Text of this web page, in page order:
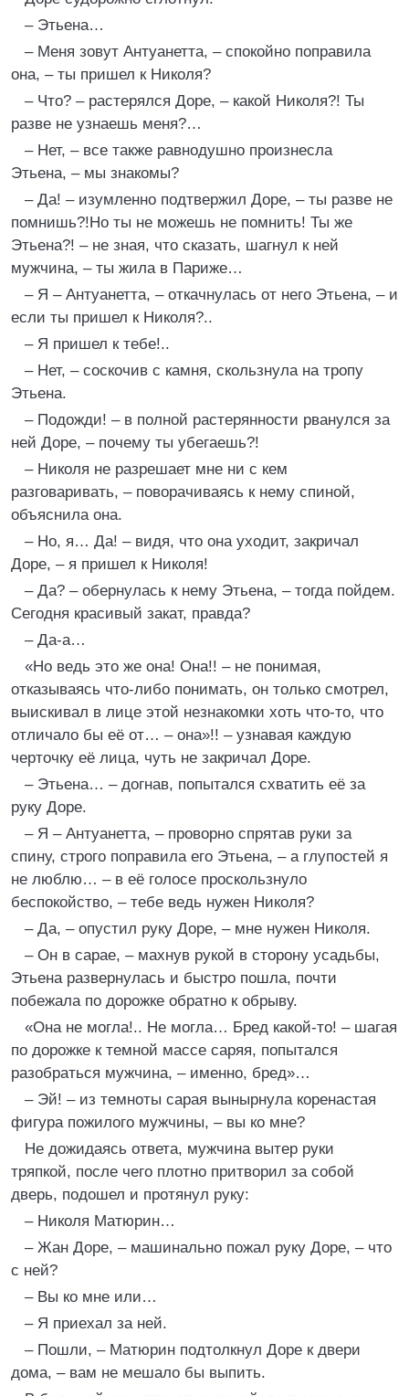
– Этьена…
– Меня зовут Антуанетта, – спокойно поправила
она, – ты пришел к Николя?
– Что? – растерялся Доре, – какой Николя?! Ты
разве не узнаешь меня?…
– Нет, – все также равнодушно произнесла
Этьена, – мы знакомы?
– Да! – изумленно подтвержил Доре, – ты разве не
помнишь?!Но ты не можешь не помнить! Ты же
Этьена?! – не зная, что сказать, шагнул к ней
мужчина, – ты жила в Париже…
– Я – Антуанетта, – откачнулась от него Этьена, – и
если ты пришел к Николя?..
– Я пришел к тебе!..
– Нет, – соскочив с камня, скользнула на тропу
Этьена.
– Подожди! – в полной растерянности рванулся за
ней Доре, – почему ты убегаешь?!
– Николя не разрешает мне ни с кем
разговаривать, – поворачиваясь к нему спиной,
объяснила она.
– Но, я… Да! – видя, что она уходит, закричал
Доре, – я пришел к Николя!
– Да? – обернулась к нему Этьена, – тогда пойдем.
Сегодня красивый закат, правда?
– Да-а…
«Но ведь это же она! Она!! – не понимая,
отказываясь что-либо понимать, он только смотрел,
выискивал в лице этой незнакомки хоть что-то, что
отличало бы её от… – она»!! – узнавая каждую
черточку её лица, чуть не закричал Доре.
– Этьена… – догнав, попытался схватить её за
руку Доре.
– Я – Антуанетта, – проворно спрятав руки за
спину, строго поправила его Этьена, – а глупостей я
не люблю… – в её голосе проскользнуло
беспокойство, – тебе ведь нужен Николя?
– Да, – опустил руку Доре, – мне нужен Николя.
– Он в сарае, – махнув рукой в сторону усадьбы,
Этьена развернулась и быстро пошла, почти
побежала по дорожке обратно к обрыву.
«Она не могла!.. Не могла… Бред какой-то! – шагая
по дорожке к темной массе саряя, попытался
разобраться мужчина, – именно, бред»…
– Эй! – из темноты сарая вынырнула коренастая
фигура пожилого мужчины, – вы ко мне?
Не дожидаясь ответа, мужчина вытер руки
тряпкой, после чего плотно притворил за собой
дверь, подошел и протянул руку:
– Николя Матюрин…
– Жан Доре, – машинально пожал руку Доре, – что
с ней?
– Вы ко мне или…
– Я приехал за ней.
– Пошли, – Матюрин подтолкнул Доре к двери
дома, – вам не мешало бы выпить.